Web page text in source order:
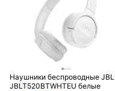
Наушники беспроводные JBL
JBLT520BTWHTEU белые